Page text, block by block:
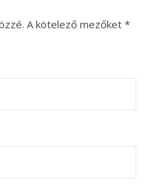
A kötelező mezőket *